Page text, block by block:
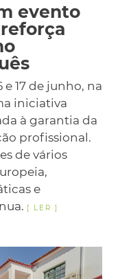
evento
e 17 de junho, na
iniciativa
à garantia da
profissional.
de vários
e